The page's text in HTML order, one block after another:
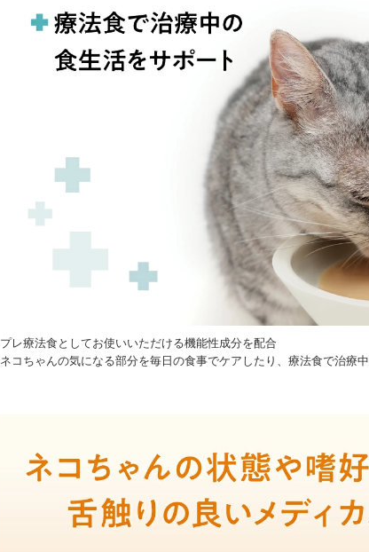
プレ療法食としてお使いいただける機能性成分を配合
ネコちゃんの気になる部分を毎日の食事でケアしたり、療法食で治療